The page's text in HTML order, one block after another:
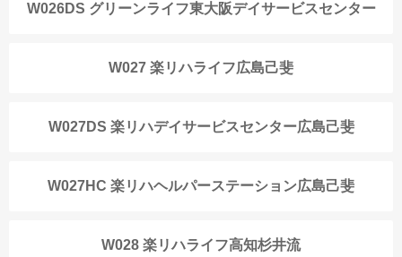
W026DS グリーンライフ東大阪デイサービスセンター
W027 楽リハライフ広島己斐
W027DS 楽リハデイサービスセンター広島己斐
W027HC 楽リハヘルパーステーション広島己斐
W028 楽リハライフ高知杉井流